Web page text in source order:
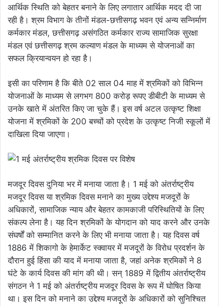
आर्थिक स्थिति को बेहतर बनाने के लिए लगातार आर्थिक मदद दी जा
रही है। श्रम विभाग के तीनों मंडल-छत्तीसगढ़ भवन एवं अन्य सन्निर्माण
कर्मकार मंडल, छत्तीसगढ़ असंगठित कर्मकार राज्य सामाजिक सुरक्षा
मंडल एवं छत्तीसगढ़ श्रम कल्याण मंडल के माध्यम से योजनाओं का
सफल क्रियान्वयन हो रहा है।
इसी का परिणाम है कि बीते 02 साल 04 माह में श्रमिकों को विभिन्न
योजनाओं के माध्यम से लगभग 800 करोड़ रूपए डीबीटी के माध्यम से
उनके खाते में अंतरित किए जा चुके हैं। इस वर्ष अटल उत्कृष्ट शिक्षा
योजना में श्रमिकों के 200 बच्चों को प्रदेश के उत्कृष्ट निजी स्कूलों में
दाखिला दिया जाएगा।
मजदूर दिवस दुनिया भर में मनाया जाता है। 1 मई को अंतर्राष्ट्रीय
मजदूर दिवस या श्रमिक दिवस मनाने का मुख्य उद्देश्य मजदूरों के
अधिकारों, सामाजिक न्याय और बेहतर कामकाजी परिस्थितियों के लिए
संकल्प लेना है। यह दिन श्रमिकों के योगदान को याद करने और उनके
संघर्षों को सम्मानित करने के लिए भी मनाया जाता है। यह दिवस वर्ष
1886 में शिकागो के हेमार्केट स्क्वायर में मजदूरों के विरोध प्रदर्शन के
दौरान हुई हिंसा की याद में मनाया जाता है, जहां अनेक श्रमिकों ने 8
घंटे के कार्य दिवस की मांग की थी। सन् 1889 में द्वितीय अंतर्राष्ट्रीय
संगठन ने 1 मई को अंतर्राष्ट्रीय मजदूर दिवस के रूप में घोषित किया
था। इस दिन को मनाने का उद्देश्य मजदूरों के अधिकारों को सुनिश्चित